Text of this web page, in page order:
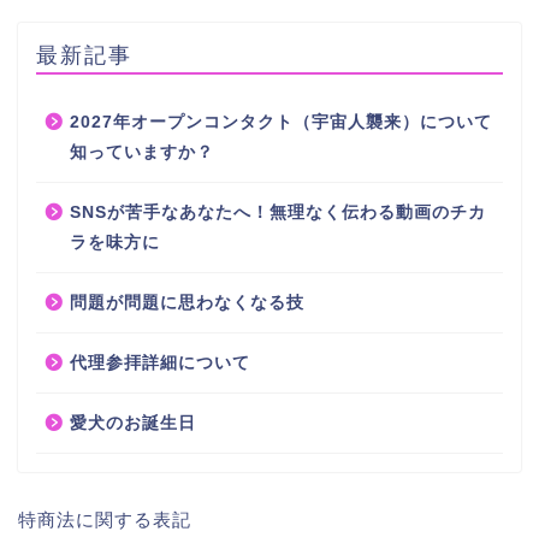
最新記事
2027年オープンコンタクト（宇宙人襲来）について
知っていますか？
SNSが苦手なあなたへ！無理なく伝わる動画のチカ
ラを味方に
問題が問題に思わなくなる技
代理参拝詳細について
愛犬のお誕生日
特商法に関する表記